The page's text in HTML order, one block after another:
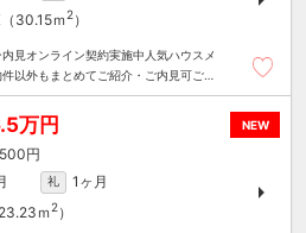
30.15ｍ 2）
見オンライン契約実施中人気ハウスメ
以外もまとめてご紹介・ご内見可ご予
NEW
万円
円
礼
1ヶ月
ｍ 2）